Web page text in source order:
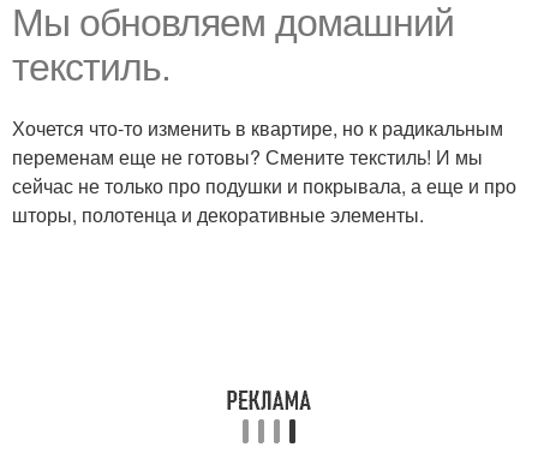
Мы обновляем домашний
текстиль.
Хочется что-то изменить в квартире, но к радикальным
переменам еще не готовы? Смените текстиль! И мы
сейчас не только про подушки и покрывала, а еще и про
шторы, полотенца и декоративные элементы.